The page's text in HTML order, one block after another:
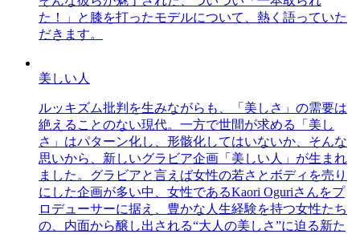
た！」と膝を打ったモデルについて、熱く語っていた
だきます。
美しい人
ルッキズム批判を生みながらも、「美しさ」の需要は
絶えることのない現代。一方で世間が求める「美し
さ」はパターン化し、形骸化してはいないか、そんな
思いから、新しいグラビア企画「美しい人」が生まれ
ました。グラビアと言えば女性の若さとボディを売り
にした企画が多い中、女性であるKaori Oguriさんをプ
ロデューサーに据え、豊かな人生経験を持つ女性たち
の、内面から醸し出される“大人の美しさ”に迫る新た